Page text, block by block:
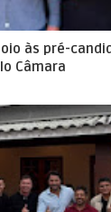
às pré-
Câmara